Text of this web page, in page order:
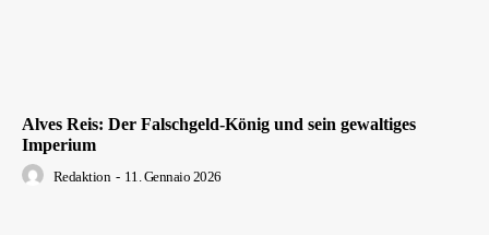
Alves Reis: Der Falschgeld-König und sein gewaltiges
Imperium
Redaktion - 11. Gennaio 2026